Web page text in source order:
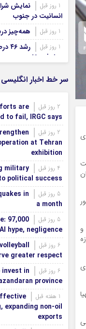
و
نمایش
انسانیت در جنوب
همه‌چیز
پیشرفت ۱۶ درصدی هوشمندسازی شهر اصفهان
اصفهان
می‌شود
حمایت از تشکل‌های
سر خط اخبار انگلیسی
are
to fail, IRGC says
at Tehran
exhibition
military
political success
in
a month
97,000
hype, negligence
greater respect
in
province
non-oil
exports